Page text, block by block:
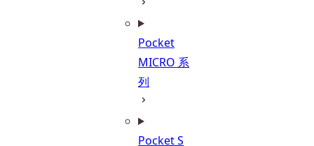
Pocket
MICRO 系
列
Pocket S